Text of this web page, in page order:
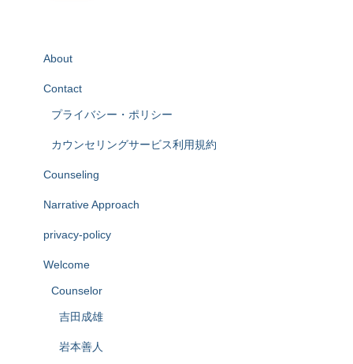
About
Contact
プライバシー・ポリシー
カウンセリングサービス利用規約
Counseling
Narrative Approach
privacy-policy
Welcome
Counselor
吉田成雄
岩本善人